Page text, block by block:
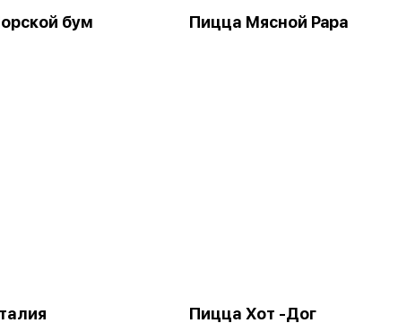
бум Пицца Мясной Papa
Пицца Хот -Дог